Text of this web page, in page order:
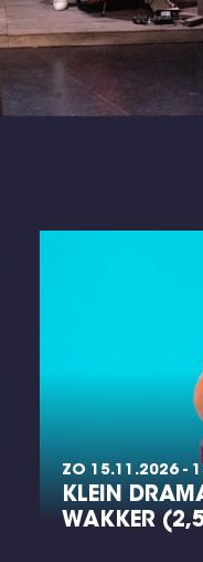
ZO 15.11.2026 -
KLEIN
WAKKER